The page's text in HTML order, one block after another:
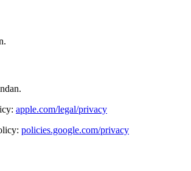
apple.com/legal/privacy
policies.google.com/privacy